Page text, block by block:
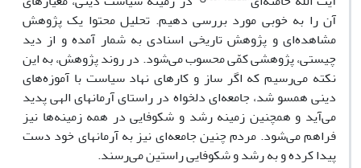
آن را به خوبی مورد بررسی دهیم. تحلیل محتوا یک پژوهش
مشاهده‌ای و پژوهش تاریخى اسنادى به شمار آمده و از دید
چیستی، پژوهشى کمّى محسوب می‌شود. در روند پژوهش، به این
نکته می‌رسیم که اگر ساز و کارهای نهاد سیاست با آموزه‌های
دینی همسو شد، جامعه‌ای دلخواه در راستای آرمانهای الهی پدید
می‌آید و همچنین زمینه رشد و شکوفایی در همه زمینه‌ها نیز
فراهم می‌شود. مردم چنین جامعه‌ای نیز به آرمانهای خود دست
پیدا کرده و به رشد و شکوفایی راستین می‌رسند.